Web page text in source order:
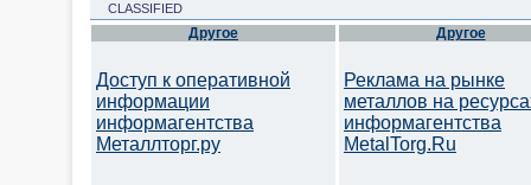
CLASSIFIED
Другое
Доступ к оперативной
информации
информагентства
Металлторг.ру
Другое
Реклама на рынке
металлов на
информагентства
MetalTorg.Ru